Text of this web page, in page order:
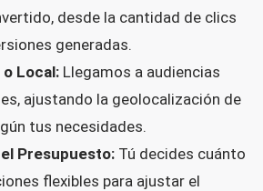
desde la cantidad de clics
generadas.
Local: Llegamos a audiencias
ajustando la geolocalización de
tus necesidades.
Presupuesto: Tú decides cuánto
flexibles para ajustar el